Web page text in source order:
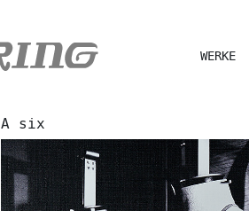
WERKE
A six